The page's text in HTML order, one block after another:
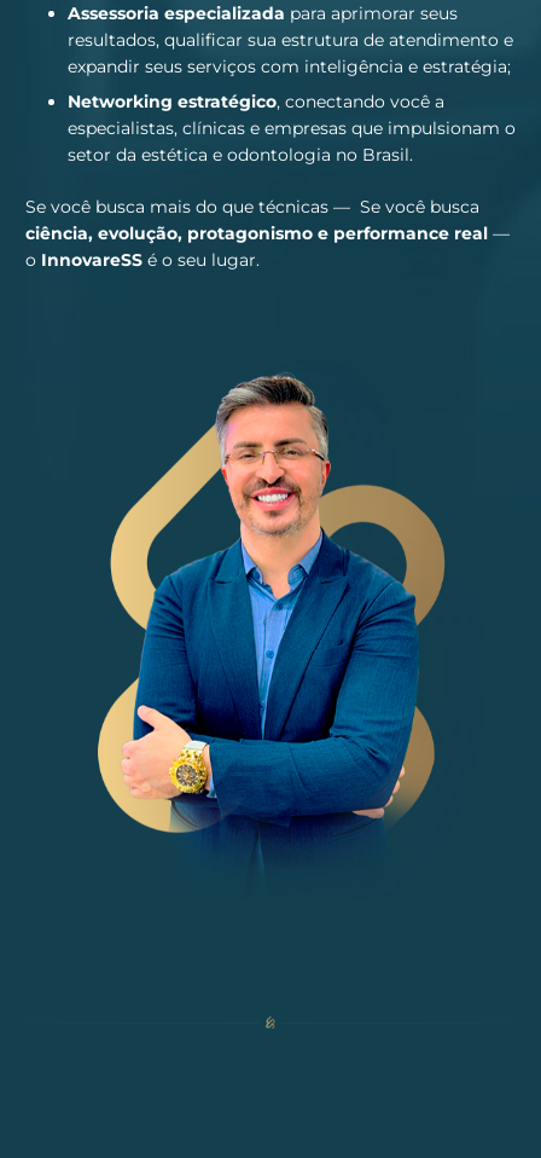
Assessoria especializada para aprimorar seus
resultados, qualificar sua estrutura de atendimento e
expandir seus serviços com inteligência e estratégia;
Networking estratégico, conectando você a
especialistas, clínicas e empresas que impulsionam o
setor da estética e odontologia no Brasil.
Se você busca mais do que técnicas — Se você busca
ciência, evolução, protagonismo e performance real —
o InnovareSS é o seu lugar.